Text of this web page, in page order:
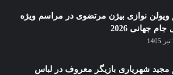
ویولن نوازی بیژن مرتضوی در مراسم ویژه
جام جهانی 2026
مجید شهریاری بازیگر معروف در لباس